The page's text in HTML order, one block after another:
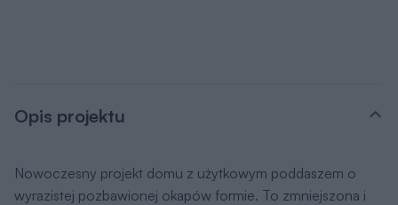
Opis projektu
Nowoczesny projekt domu z użytkowym poddaszem o
wyrazistej pozbawionej okapów formie. To zmniejszona i